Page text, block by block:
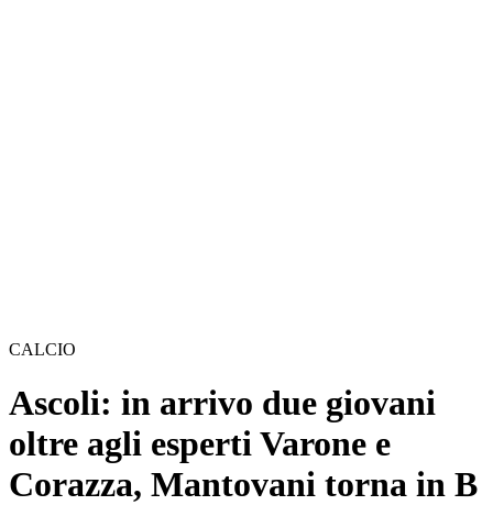
CALCIO
Ascoli: in arrivo due giovani
oltre agli esperti Varone e
Corazza, Mantovani torna in B